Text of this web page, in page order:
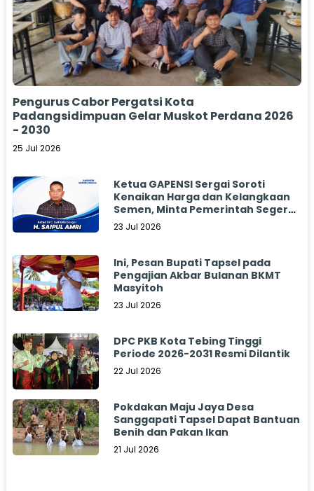
Pengurus Cabor Pergatsi Kota
Padangsidimpuan Gelar Muskot Perdana 2026
- 2030
25 Jul 2026
Ketua GAPENSI Sergai Soroti
Kenaikan Harga dan Kelangkaan
Semen, Minta Pemerintah Segera
Bertindak
23 Jul 2026
Ini, Pesan Bupati Tapsel pada
Pengajian Akbar Bulanan BKMT
Masyitoh
23 Jul 2026
DPC PKB Kota Tebing Tinggi
Periode 2026-2031 Resmi Dilantik
22 Jul 2026
Pokdakan Maju Jaya Desa
Sanggapati Tapsel Dapat Bantuan
Benih dan Pakan Ikan
21 Jul 2026